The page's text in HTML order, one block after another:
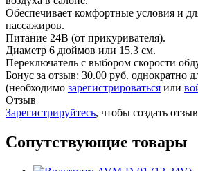
Обеспечивает комфортные условия и
пассажиров.
Питание 24В (от прикуривателя).
Диаметр 6 дюймов или 15,3 см.
Переключатель с выбором скорости
Бонус за отзыв: 30.00 руб. однократно
(необходимо зарегистрироваться или
Отзыв
Зарегистрируйтесь, чтобы создать
Сопутствующие товары